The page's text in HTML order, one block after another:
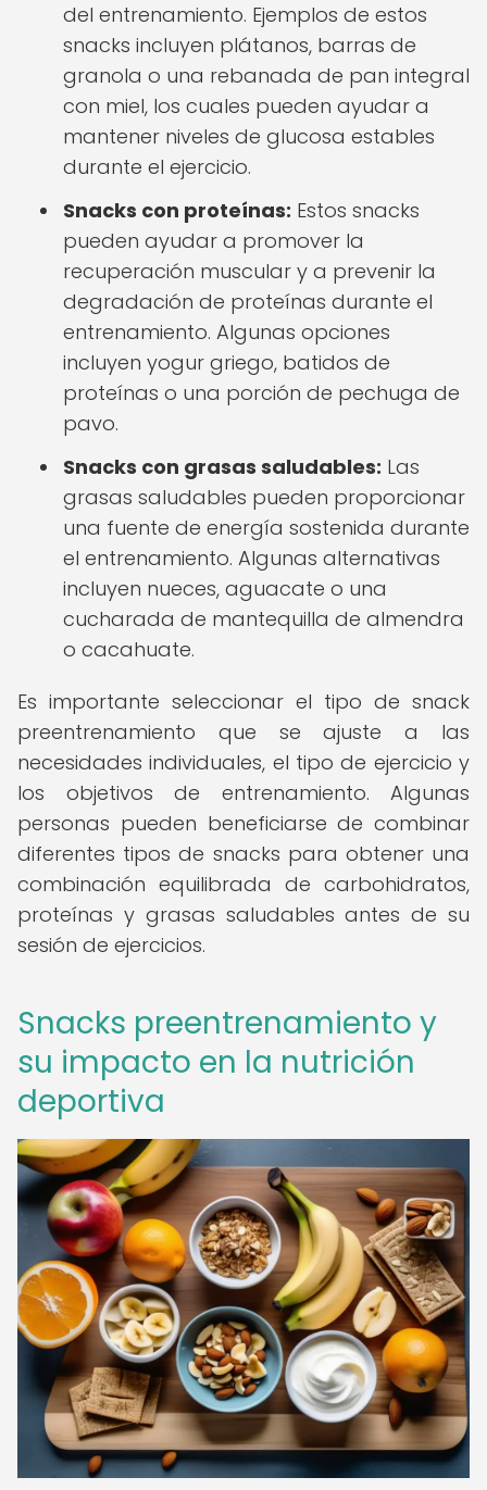
del entrenamiento. Ejemplos de estos
snacks incluyen plátanos, barras de
granola o una rebanada de pan integral
con miel, los cuales pueden ayudar a
mantener niveles de glucosa estables
durante el ejercicio.
Snacks con proteínas: Estos snacks
pueden ayudar a promover la
recuperación muscular y a prevenir la
degradación de proteínas durante el
entrenamiento. Algunas opciones
incluyen yogur griego, batidos de
proteínas o una porción de pechuga de
pavo.
Snacks con grasas saludables: Las
grasas saludables pueden proporcionar
una fuente de energía sostenida durante
el entrenamiento. Algunas alternativas
incluyen nueces, aguacate o una
cucharada de mantequilla de almendra
o cacahuate.
Es importante seleccionar el tipo de snack
preentrenamiento que se ajuste a las
necesidades individuales, el tipo de ejercicio y
los objetivos de entrenamiento. Algunas
personas pueden beneficiarse de combinar
diferentes tipos de snacks para obtener una
combinación equilibrada de carbohidratos,
proteínas y grasas saludables antes de su
sesión de ejercicios.
Snacks preentrenamiento y
su impacto en la nutrición
deportiva